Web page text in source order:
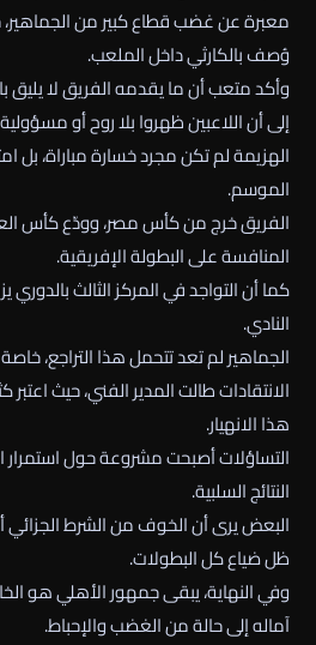
معبرة عن غضب قطاع كبير من
وُصف بالكارثي داخل الملعب.
وأكد متعب أن ما يقدمه الفريق لا يليق
إلى أن اللاعبين ظهروا بلا روح أو
الهزيمة لم تكن مجرد خسارة مباراة، بل
الموسم.
الفريق خرج من كأس مصر، وودّع كأس
المنافسة على البطولة الإفريقية.
كما أن التواجد في المركز الثالث
النادي.
الجماهير لم تعد تتحمل هذا التراجع،
الانتقادات طالت المدير الفني، حيث
هذا الانهيار.
التساؤلات أصبحت مشروعة حول استمرار
النتائج السلبية.
البعض يرى أن الخوف من الشرط الجزائي
ظل ضياع كل البطولات.
وفي النهاية، يبقى جمهور الأهلي هو
آماله إلى حالة من الغضب والإحباط.